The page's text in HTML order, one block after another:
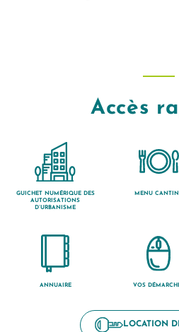
Accès
GUICHET NUMÉRIQUE DES
AUTORISATIONS
D’URBANISME
MENU
ANNUAIRE VOS
LOCATION